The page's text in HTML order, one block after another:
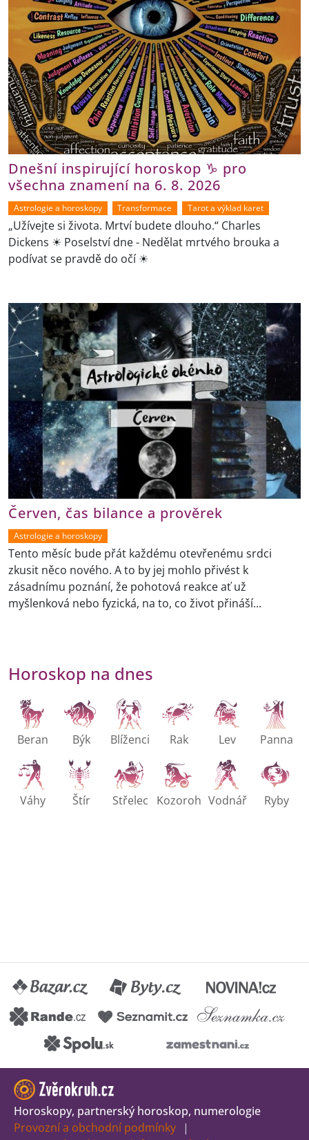
Dnešní inspirující horoskop ♑ pro
všechna znamení na 6. 8. 2026
Astrologie a horoskopy Transformace Tarot a výklad karet
„Užívejte si života. Mrtví budete dlouho.“ Charles
Dickens ☀ Poselství dne - Nedělat mrtvého brouka a
podívat se pravdě do očí ☀
Červen, čas bilance a prověrek
Astrologie a horoskopy
Tento měsíc bude přát každému otevřenému srdci
zkusit něco nového. A to by jej mohlo přivést k
zásadnímu poznání, že pohotová reakce ať už
myšlenková nebo fyzická, na to, co život přináší...
Horoskop na dnes
Beran Býk Blíženci Rak Lev Panna
Váhy Štír Střelec Kozoroh Vodnář Ryby
Horoskopy, partnerský horoskop, numerologie
Provozní a obchodní podmínky